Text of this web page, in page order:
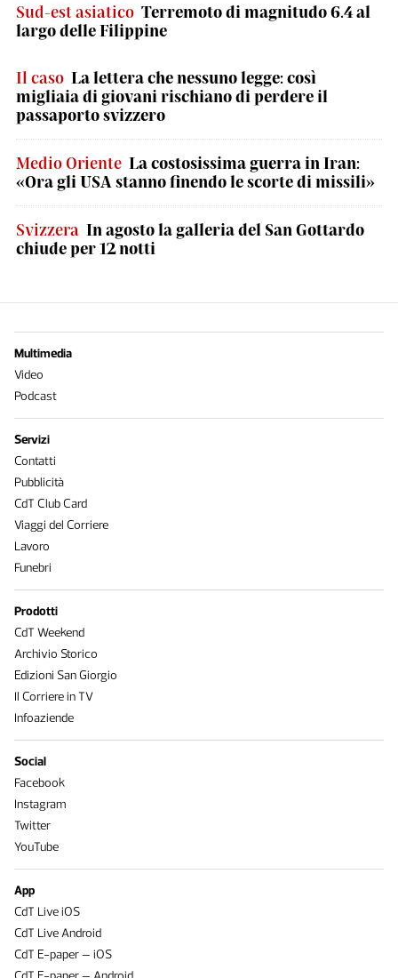
Sud-est asiatico Terremoto di magnitudo 6.4 al
largo delle Filippine
Il caso La lettera che nessuno legge: così
migliaia di giovani rischiano di perdere il
passaporto svizzero
Medio Oriente La costosissima guerra in Iran:
«Ora gli USA stanno finendo le scorte di missili»
Svizzera In agosto la galleria del San Gottardo
chiude per 12 notti
Multimedia
Video
Podcast
Servizi
Contatti
Pubblicità
CdT Club Card
Viaggi del Corriere
Lavoro
Funebri
Prodotti
CdT Weekend
Archivio Storico
Edizioni San Giorgio
Il Corriere in TV
Infoaziende
Social
Facebook
Instagram
Twitter
YouTube
App
CdT Live iOS
CdT Live Android
CdT E-paper – iOS